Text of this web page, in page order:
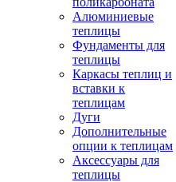
Алюминиевые
теплицы
Фундаменты для
теплицы
Каркасы теплиц и
вставки к
теплицам
Дуги
Дополнительные
опции к теплицам
Аксессуары для
теплицы